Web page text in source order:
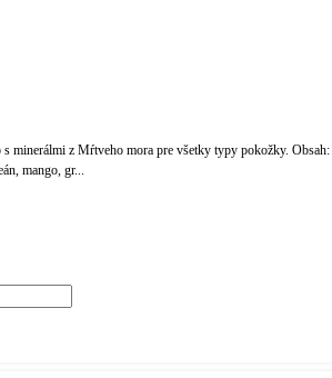
minerálmi z Mŕtveho mora pre všetky typy pokožky. Obsah:
mango, gr...